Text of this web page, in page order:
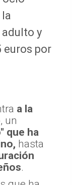
y
euros por
a la
, un
que ha
hasta
.